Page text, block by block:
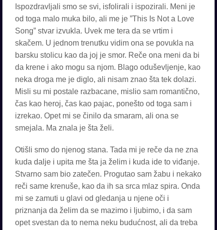
Ispozdravljali smo se svi, isfolirali i ispozirali. Meni je
od toga malo muka bilo, ali me je ”This Is Not a Love
Song” stvar izvukla. Uvek me tera da se vrtim i
skačem. U jednom trenutku vidim ona se povukla na
barsku stolicu kao da joj je smor. Reče ona meni da bi
da krene i ako mogu sa njom. Blago oduševljenje, kao
neka droga me je diglo, ali nisam znao šta tek dolazi.
Misli su mi postale razbacane, mislio sam romantično,
čas kao heroj, čas kao pajac, ponešto od toga sam i
izrekao. Opet mi se činilo da smaram, ali ona se
smejala. Ma znala je šta želi.
Otišli smo do njenog stana. Tada mi je reče da ne zna
kuda dalje i upita me šta ja želim i kuda ide to viđanje.
Stvarno sam bio zatečen. Progutao sam žabu i nekako
reči same krenuše, kao da ih sa srca mlaz spira. Onda
mi se zamuti u glavi od gledanja u njene oči i
priznanja da želim da se mazimo i ljubimo, i da sam
opet svestan da to nema neku budućnost, ali da treba